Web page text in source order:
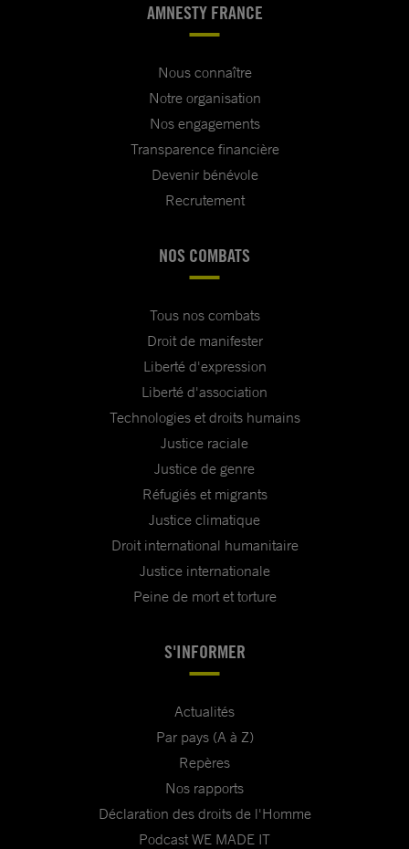
AMNESTY FRANCE
Nous connaître
Notre organisation
Nos engagements
Transparence financière
Devenir bénévole
Recrutement
NOS COMBATS
Tous nos combats
Droit de manifester
Liberté d'expression
Liberté d'association
Technologies et droits humains
Justice raciale
Justice de genre
Réfugiés et migrants
Justice climatique
Droit international humanitaire
Justice internationale
Peine de mort et torture
S'INFORMER
Actualités
Par pays (A à Z)
Repères
Nos rapports
Déclaration des droits de l'Homme
Podcast WE MADE IT